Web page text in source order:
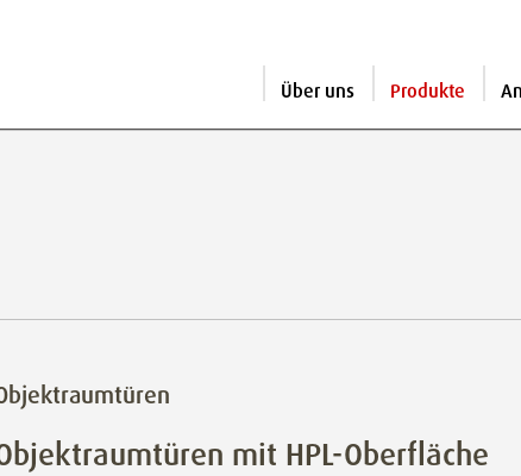
Über uns Produkte
mit HPL-Oberfläche